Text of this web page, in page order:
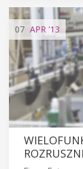
07 APR '13